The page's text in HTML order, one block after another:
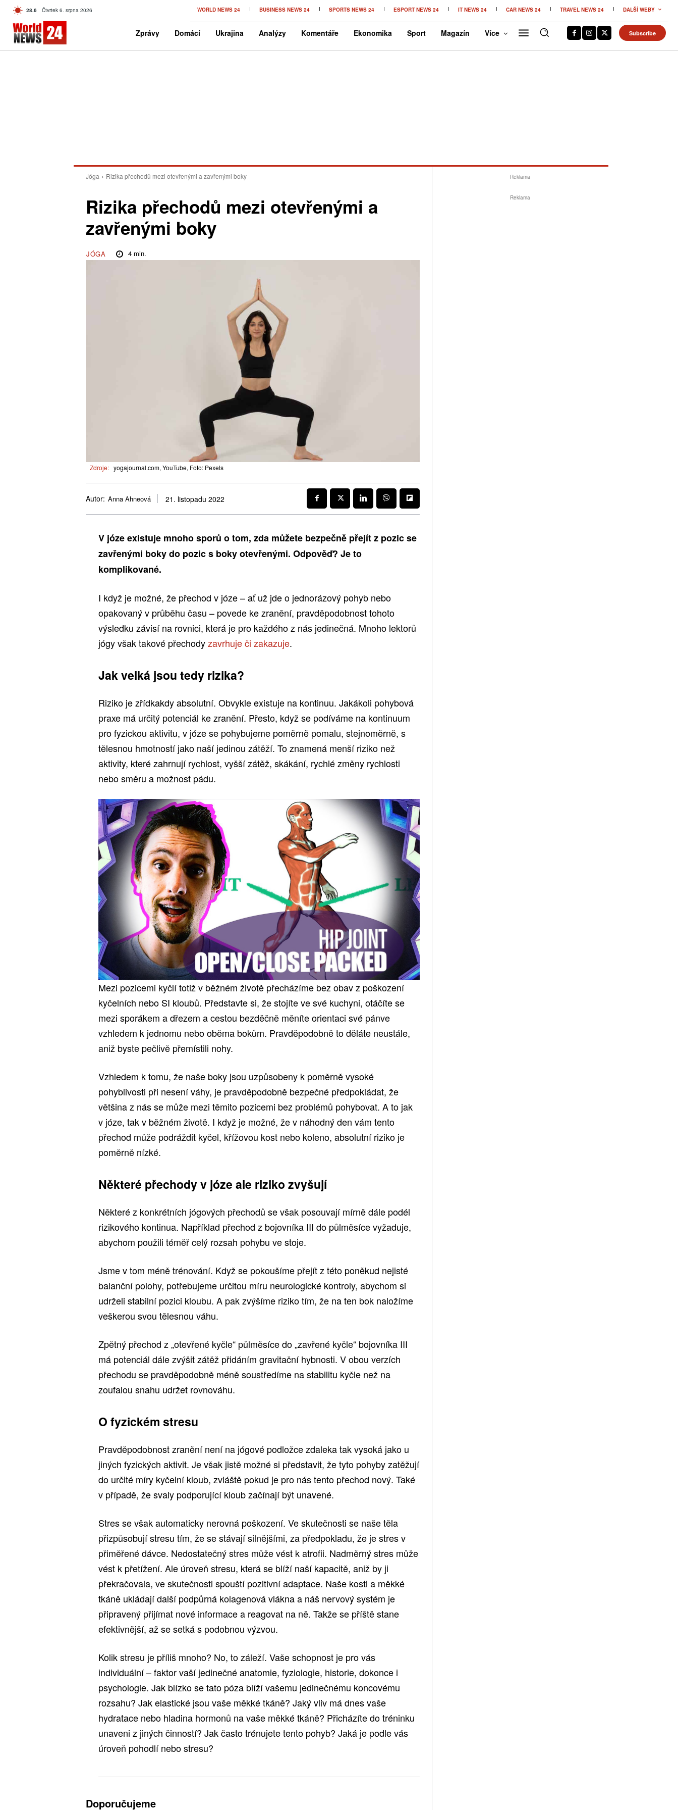
28.6 C Czech
Čtvrtek 6. srpna 2026 WORLD NEWS 24 BUSINESS NEWS 24 SPORTS NEWS 24 ESPORT NEWS 24 IT NEWS 24 CAR NEWS 24 TRAVEL NEWS 24 DALŠÍ WEBY
Zprávy Domácí Ukrajina Analýzy Komentáře Ekonomika Sport Magazín Více Subscribe
Jóga Rizika přechodů mezi otevřenými a zavřenými boky
Rizika přechodů mezi otevřenými a
zavřenými boky
JÓGA 4 min.
Zdroje: yogajournal.com, YouTube, Foto: Pexels
Autor: Anna Ahneová 21. listopadu 2022
V józe existuje mnoho sporů o tom, zda můžete bezpečně přejít z pozic se
zavřenými boky do pozic s boky otevřenými. Odpověď? Je to
komplikované.
I když je možné, že přechod v józe – ať už jde o jednorázový pohyb nebo
opakovaný v průběhu času – povede ke zranění, pravděpodobnost tohoto
výsledku závisí na rovnici, která je pro každého z nás jedinečná. Mnoho lektorů
jógy však takové přechodyzavrhuje či zakazuje.
Jak velká jsou tedy rizika?
Riziko je zřídkakdy absolutní. Obvykle existuje na kontinuu. Jakákoli pohybová
praxe má určitý potenciál ke zranění. Přesto, když se podíváme na kontinuum
pro fyzickou aktivitu, v józe se pohybujeme poměrně pomalu, stejnoměrně, s
tělesnou hmotností jako naší jedinou zátěží. To znamená menší riziko než
aktivity, které zahrnují rychlost, vyšší zátěž, skákání, rychlé změny rychlosti
nebo směru a možnost pádu.
Mezi pozicemi kyčlí totiž v běžném životě přecházíme bez obav z poškození
kyčelních nebo SI kloubů. Představte si, že stojíte ve své kuchyni, otáčíte se
mezi sporákem a dřezem a cestou bezděčně měníte orientaci své pánve
vzhledem k jednomu nebo oběma bokům. Pravděpodobně to děláte neustále,
aniž byste pečlivě přemístili nohy.
Vzhledem k tomu, že naše boky jsou uzpůsobeny k poměrně vysoké
pohyblivosti při nesení váhy, je pravděpodobně bezpečné předpokládat, že
většina z nás se může mezi těmito pozicemi bez problémů pohybovat. A to jak
v józe, tak v běžném životě. I když je možné, že v náhodný den vám tento
přechod může podráždit kyčel, křížovou kost nebo koleno, absolutní riziko je
poměrně nízké.
Některé přechody v józe ale riziko zvyšují
Některé z konkrétních jógových přechodů se však posouvají mírně dále podél
rizikového kontinua. Například přechod z bojovníka III do půlměsíce vyžaduje,
abychom použili téměř celý rozsah pohybu ve stoje.
Jsme v tom méně trénování. Když se pokoušíme přejít z této poněkud nejisté
balanční polohy, potřebujeme určitou míru neurologické kontroly, abychom si
udrželi stabilní pozici kloubu. A pak zvýšíme riziko tím, že na ten bok naložíme
veškerou svou tělesnou váhu.
Zpětný přechod z „otevřené kyčle“ půlměsíce do „zavřené kyčle“ bojovníka III
má potenciál dále zvýšit zátěž přidáním gravitační hybnosti. V obou verzích
přechodu se pravděpodobně méně soustředíme na stabilitu kyčle než na
zoufalou snahu udržet rovnováhu.
O fyzickém stresu
Pravděpodobnost zranění není na jógové podložce zdaleka tak vysoká jako u
jiných fyzických aktivit. Je však jistě možné si představit, že tyto pohyby zatěžují
do určité míry kyčelní kloub, zvláště pokud je pro nás tento přechod nový. Také
v případě, že svaly podporující kloub začínají být unavené.
Stres se však automaticky nerovná poškození. Ve skutečnosti se naše těla
přizpůsobují stresu tím, že se stávají silnějšími, za předpokladu, že je stres v
přiměřené dávce. Nedostatečný stres může vést k atrofii. Nadměrný stres může
vést k přetížení. Ale úroveň stresu, která se blíží naší kapacitě, aniž by ji
překračovala, ve skutečnosti spouští pozitivní adaptace. Naše kosti a měkké
tkáně ukládají další podpůrná kolagenová vlákna a náš nervový systém je
připravený přijímat nové informace a reagovat na ně. Takže se příště stane
efektivnější, až se setká s podobnou výzvou.
Kolik stresu je příliš mnoho? No, to záleží. Vaše schopnost je pro vás
individuální – faktor vaší jedinečné anatomie, fyziologie, historie, dokonce i
psychologie. Jak blízko se tato póza blíží vašemu jedinečnému koncovému
rozsahu? Jak elastické jsou vaše měkké tkáně? Jaký vliv má dnes vaše
hydratace nebo hladina hormonů na vaše měkké tkáně? Přicházíte do tréninku
unaveni z jiných činností? Jak často trénujete tento pohyb? Jaká je podle vás
úroveň pohodlí nebo stresu?
Doporučujeme
Reklama
Reklama